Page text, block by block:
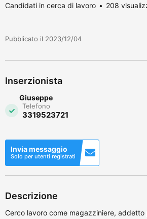
Candidati in cerca di lavoro 208
Pubblicato il 2023/12/04
Inserzionista
Giuseppe
Telefono
3319523721
Invia messaggio
Solo per utenti registrati
Descrizione
Cerco lavoro come magazziniere,